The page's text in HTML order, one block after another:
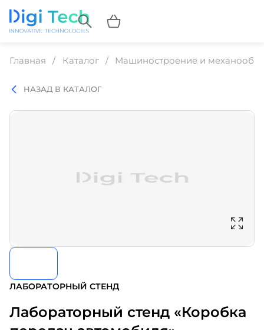
Главная Каталог Машиностроение и
НАЗАД В КАТАЛОГ
ЛАБОРАТОРНЫЙ СТЕНД
Лабораторный стенд «Коробка